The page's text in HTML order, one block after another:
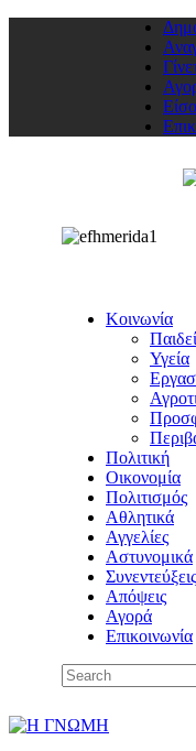
Κοινωνία
Υγεία
Πολιτική
Οικονομία
Πολιτισμός
Αθλητικά
Αγγελίες
Αστυνομικά
Συνεντεύξεις
Απόψεις
Αγορά
Επικοινωνία